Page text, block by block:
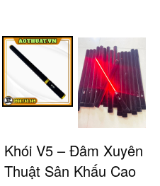
V5 – Đâm Xuyên
Sân Khấu Cao